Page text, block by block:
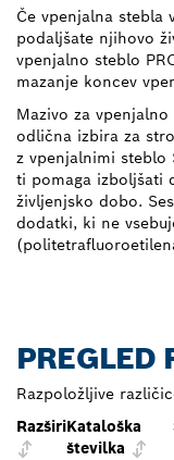
Če vpenjalna stebla
podaljšate njihovo
vpenjalno steblo
mazanje koncev
Mazivo za vpenjalno
odlična izbira za
z vpenjalnimi steblo
ti pomaga izboljšati
življenjsko dobo.
dodatki, ki ne
PREGLED
Razpoložljive
RazširiKataloška
številka